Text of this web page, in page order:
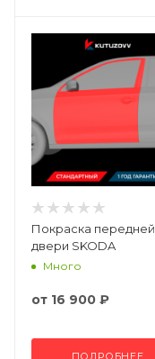
Покраска передней
двери SKODA
Много
от 16 900 ₽